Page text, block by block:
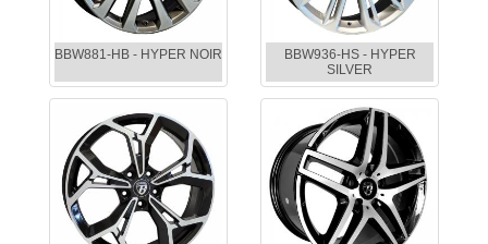
BBW881-HB - HYPER NOIR
BBW936-HS - HYPER
SILVER